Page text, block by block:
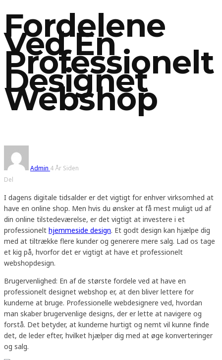
Fordelene
Ved En
Professionelt
Designet
Webshop
Admin 4 År Siden
Del
I dagens digitale tidsalder er det vigtigt for enhver virksomhed at
have en online shop. Men hvis du ønsker at få mest muligt ud af
din online tilstedeværelse, er det vigtigt at investere i et
professionelt hjemmeside design. Et godt design kan hjælpe dig
med at tiltrække flere kunder og generere mere salg. Lad os tage
et kig på, hvorfor det er vigtigt at have et professionelt
webshopdesign.
Brugervenlighed: En af de største fordele ved at have en
professionelt designet webshop er, at den bliver lettere for
kunderne at bruge. Professionelle webdesignere ved, hvordan
man skaber brugervenlige designs, der er lette at navigere og
forstå. Det betyder, at kunderne hurtigt og nemt vil kunne finde
det, de leder efter, hvilket hjælper dig med at øge konverteringer
og salg.